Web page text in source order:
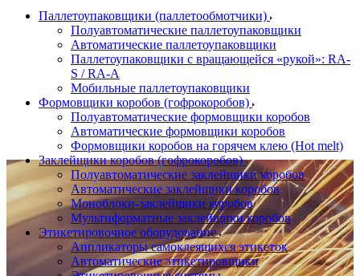
Паллетоупаковщики (паллетообмотчики)
Полуавтоматические паллетоупаковщики
Автоматические паллетоупаковщики
Паллетоупаковщики с вращающейся «рукой»: RA-
S / RA-A
Мобильные паллетоупаковщики
Формовщики коробов (гофрокоробов)
Полуавтоматические формовщики коробов
Автоматические формовщики коробов
Формовщики коробов на горячем клею (Hot melt)
Заклейщики коробов (гофрокоробов)
Полуавтоматические заклейщики коробов
Автоматические заклейщики коробов
Моноблоки-заклейщики коробов
Мультиформатные заклейщики коробов
Этикетировочное оборудование
Аппликаторы самоклеящихся этикеток
Автоматические этикетировщики